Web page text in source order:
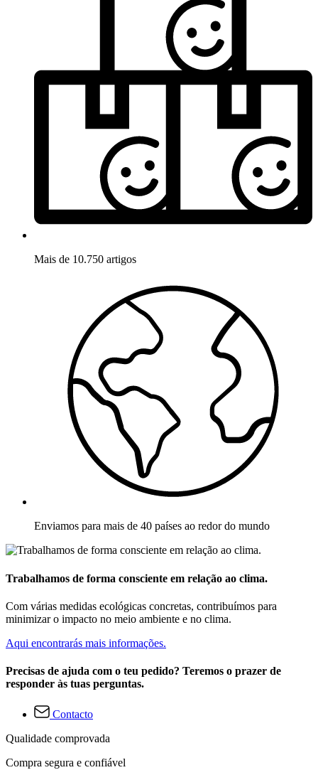
Mais de 10.750 artigos
Enviamos para mais de 40 países ao redor do mundo
Trabalhamos de forma consciente em relação ao clima.
Com várias medidas ecológicas concretas, contribuímos para
minimizar o impacto no meio ambiente e no clima.
Aqui encontrarás mais informações.
Precisas de ajuda com o teu pedido? Teremos o prazer de
responder às tuas perguntas.
Contacto
Qualidade comprovada
Compra segura e confiável